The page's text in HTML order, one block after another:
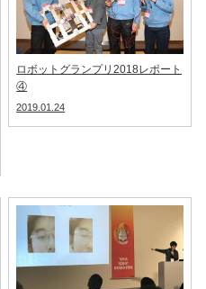
ロボットグランプリ2018レポート
④
2019.01.24